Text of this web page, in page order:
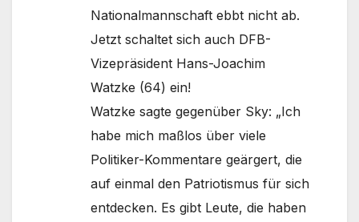
Nationalmannschaft ebbt nicht ab.
Jetzt schaltet sich auch DFB-
Vizepräsident Hans-Joachim
Watzke (64) ein!
Watzke sagte gegenüber Sky: „Ich
habe mich maßlos über viele
Politiker-Kommentare geärgert, die
auf einmal den Patriotismus für sich
entdecken. Es gibt Leute, die haben